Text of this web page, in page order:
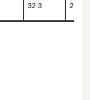
32.3 24.0